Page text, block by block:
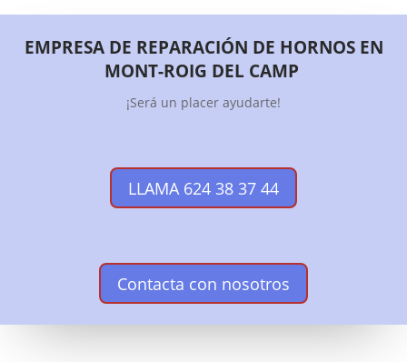
EMPRESA DE REPARACIÓN DE HORNOS EN
MONT-ROIG DEL CAMP
¡Será un placer ayudarte!
LLAMA 624 38 37 44
Contacta con nosotros